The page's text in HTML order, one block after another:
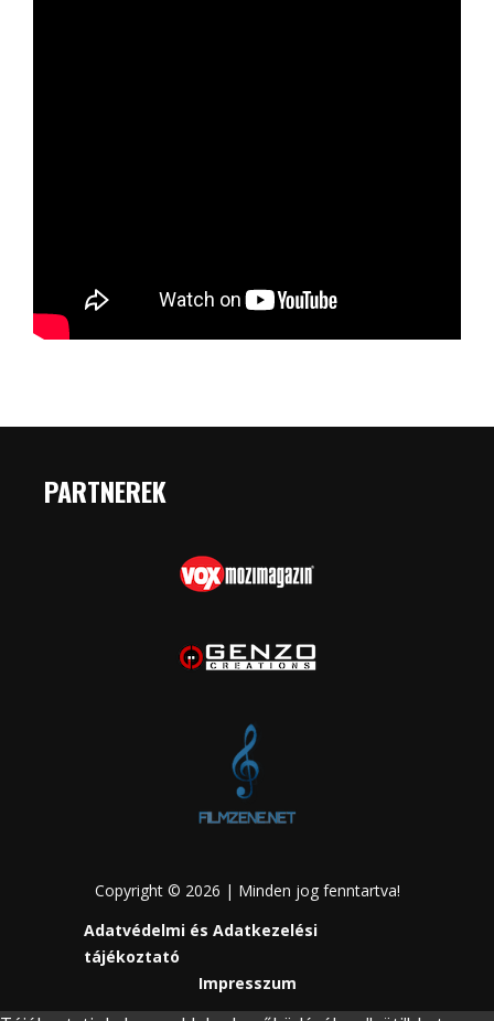
PARTNEREK
Copyright © 2026 | Minden jog fenntartva!
Adatvédelmi és Adatkezelési
tájékoztató
Impresszum